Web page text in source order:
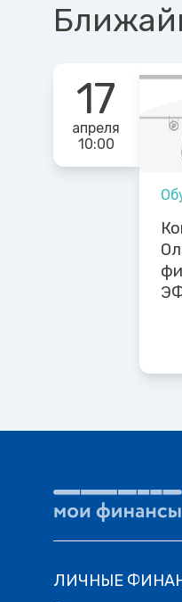
17
апреля
10:00
ЛИЧНЫЕ